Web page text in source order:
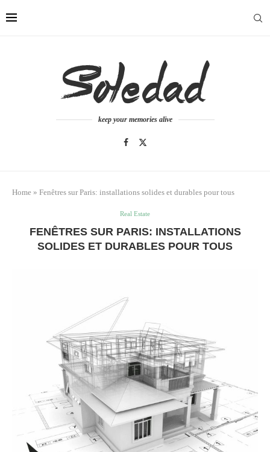
keep your memories alive
Home » Fenêtres sur Paris: installations solides et durables pour tous
Real Estate
FENÊTRES SUR PARIS: INSTALLATIONS
SOLIDES ET DURABLES POUR TOUS